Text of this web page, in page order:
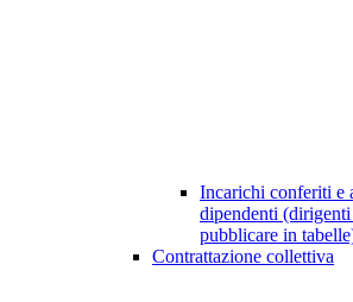
Incarichi conferiti e
dipendenti
pubblicare in
Contrattazione collettiva